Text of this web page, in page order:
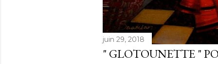
juin 29, 2018
" GLOTOUNETTE "